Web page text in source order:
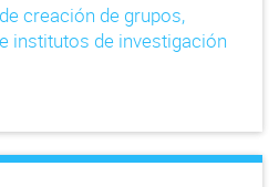
creación de grupos,
institutos de investigación